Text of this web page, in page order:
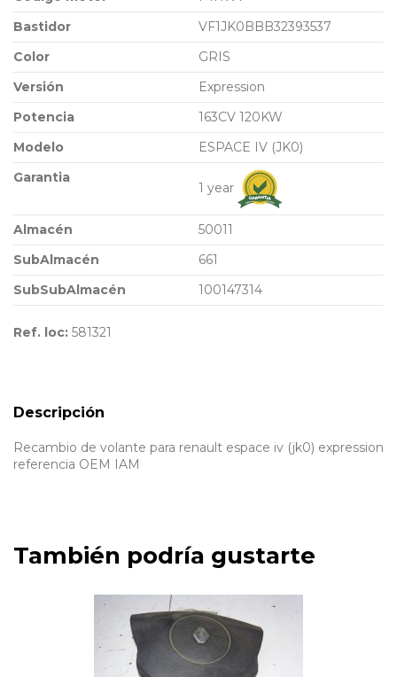
Bastidor
VF1JK0BBB32393537
Color
GRIS
Versión
Expression
Potencia
163CV 120KW
Modelo
ESPACE IV (JK0)
Garantia
1 year
Almacén
50011
SubAlmacén
661
SubSubAlmacén
100147314
Ref. loc: 581321
Descripción
Recambio de volante para renault espace iv (jk0) expression
referencia OEM IAM
También podría gustarte